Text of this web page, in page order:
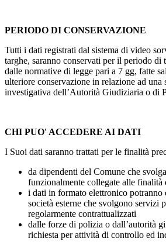
PERIODO DI CONSERVAZIONE
Tutti i dati registrati dal sistema di video
targhe, saranno conservati per il periodo di
dalle normative di legge pari a 7 gg, fatte
ulteriore conservazione in relazione ad una
investigativa dell’Autorità Giudiziaria o di
CHI PUO' ACCEDERE AI DATI
I Suoi dati saranno trattati per le finalità
da dipendenti del Comune che
funzionalmente collegate alle finalità
i dati in formato elettronico potranno
società esterne che svolgono servizi
regolarmente contrattualizzati
dalle forze di polizia o dall’autorità
richiesta per attività di controllo ed